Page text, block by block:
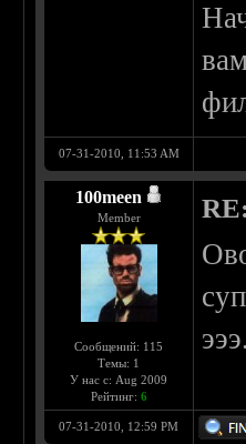
07-31-2010, 11:53 AM
100meen
Member
Сообщений: 115
Темы: 1
У нас с: Aug 2009
Рейтинг: 6
07-31-2010, 12:59 PM